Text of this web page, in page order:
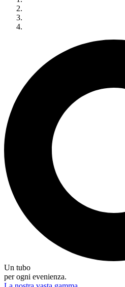
Un tubo
per ogni evenienza.